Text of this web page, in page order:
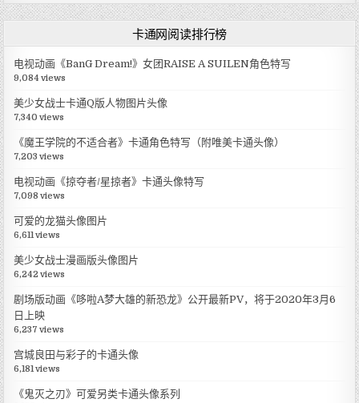
:
卡通网阅读排行榜
电视动画《BanG Dream!》女团RAISE A SUILEN角色特写
9,084 views
美少女战士卡通Q版人物图片头像
7,340 views
《魔王学院的不适合者》卡通角色特写（附唯美卡通头像）
7,203 views
电视动画《掠夺者/星掠者》卡通头像特写
7,098 views
可爱的龙猫头像图片
6,611 views
美少女战士漫画版头像图片
6,242 views
剧场版动画《哆啦A梦大雄的新恐龙》公开最新PV，将于2020年3月6
日上映
6,237 views
宫城良田与彩子的卡通头像
6,181 views
《鬼灭之刃》可爱另类卡通头像系列